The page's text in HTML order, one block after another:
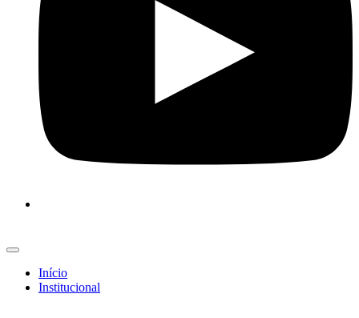
Início
Institucional